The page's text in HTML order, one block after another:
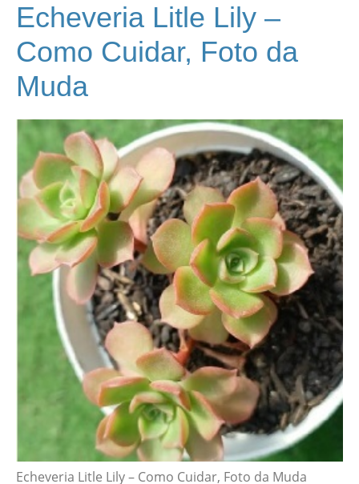
Echeveria Litle Lily –
Como Cuidar, Foto da
Muda
Echeveria Litle Lily – Como Cuidar, Foto da Muda